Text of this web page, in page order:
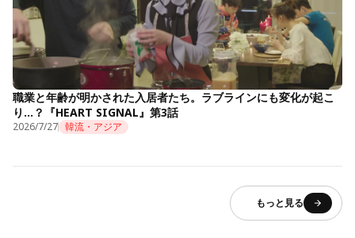
職業と年齢が明かされた入居者たち。ラブラインにも変化が起こ
り…？『HEART SIGNAL』第3話
2026/7/27 韓流・アジア
もっと見る